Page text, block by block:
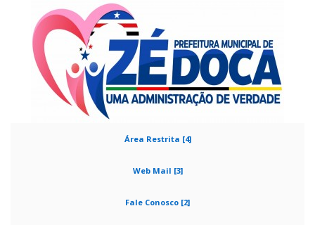
Área Restrita [4]
Web Mail [3]
Fale Conosco [2]